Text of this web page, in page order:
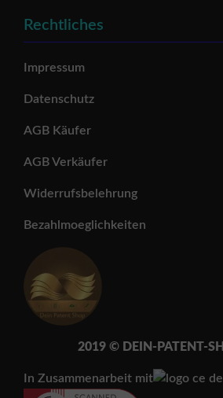
Rechtliches
Impressum
Datenschutz
AGB Käufer
AGB Verkäufer
Widerrufsbelehrung
Bezahlmoeglichkeiten
2019 © DEIN-PATENT-SH
In Zusammenarbeit mit